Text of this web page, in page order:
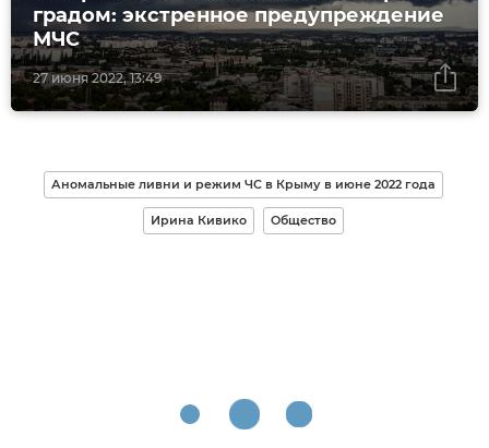
27 июня 2022, 13:49
градом: экстренное предупреждение
МЧС
Аномальные ливни и режим ЧС в Крыму в июне 2022 года
Ирина Кивико Общество